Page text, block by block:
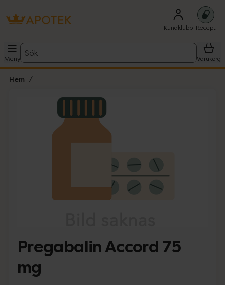
Kundklubb Recept
Meny
Sök
Varukorg
Hem
Lista: . Innehåller 1 objekt.
Pregabalin Accord 75
mg